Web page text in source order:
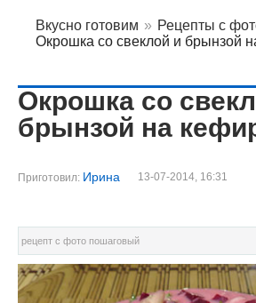
Вкусно готовим » Рецепты с
Окрошка со свеклой и брынзой
Окрошка со
брынзой на
Приготовил: Ирина 13-07-2014, 16:31
рецепт с фото пошаговый